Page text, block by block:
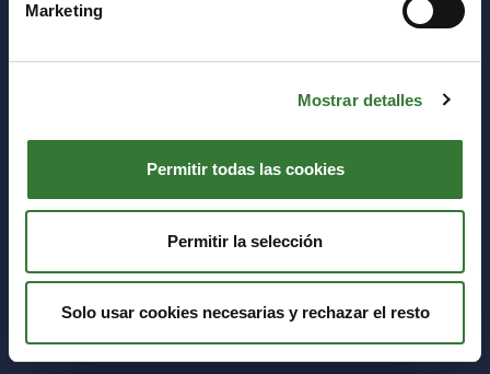
Marketing
Mostrar detalles
Permitir todas las cookies
Permitir la selección
Solo usar cookies necesarias y rechazar el resto
28006 Madrid
Edificio Hispania, Calle Ausó y Monzó, 16
MEDVIDA Partners
Comité de Auditoría
Productos